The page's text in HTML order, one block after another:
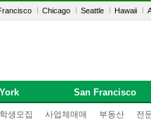
Chicago Seattle Hawaii
학생모집 사업체매매 부동산 전
San Francisco